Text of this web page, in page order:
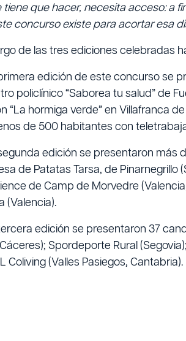
tiene que hacer, necesita acceso: a
concurso existe para acortar esa
de las tres ediciones celebradas
edición de este concurso se
policlínico “Saborea tu salud” de
“La hormiga verde” en Villafranca
de 500 habitantes con
edición se presentaron más
de Patatas Tarsa, de Pinarnegrillo
de Camp de Morvedre
(Valencia).
edición se presentaron 37
Spordeporte Rural
Coliving (Valles Pasiegos, Cantabria).